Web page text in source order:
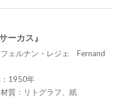
ーカス』
ェルナン・レジェ Fernand
1950年
質：リトグラフ、紙